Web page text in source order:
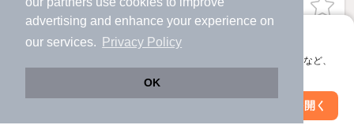
advertising and enhance your experience on
our services.
Privacy Policy
OK
アプリに切り替えて、サクサクお部屋探し
会員登録なしですぐ使える。マップ検索やお気に入り保存など、
アプリを開く
お問い合わせ （無料）
ほか提供
万円
（管理費5,000円）
絞り込み条件を変更